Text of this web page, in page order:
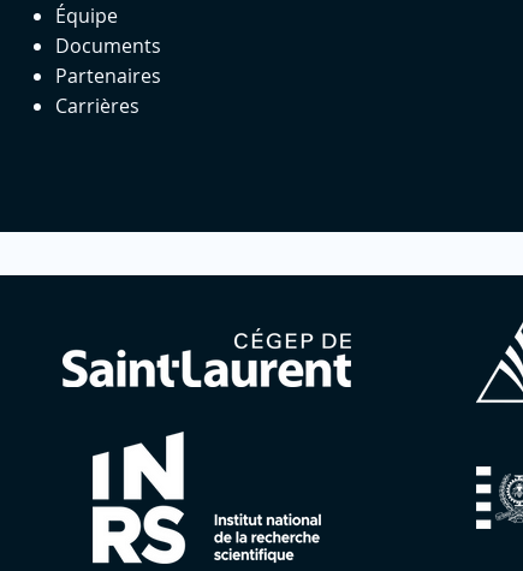
Équipe
Documents
Partenaires
Carrières